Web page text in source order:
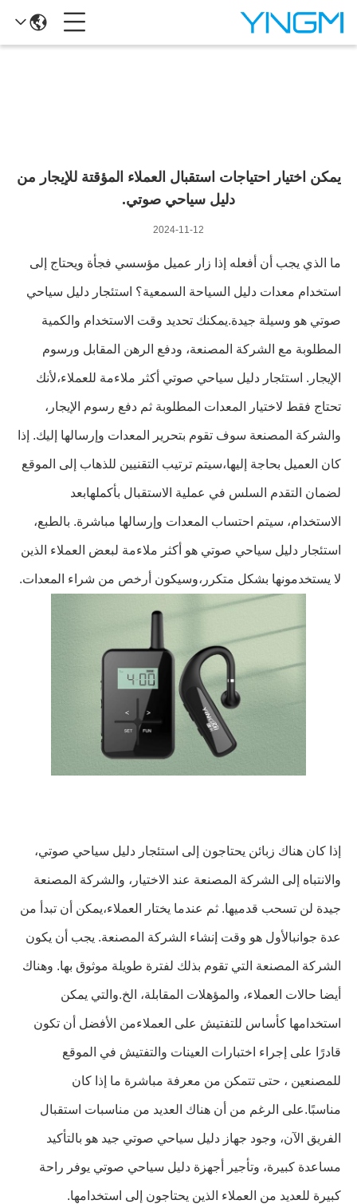
يمكن اختيار احتياجات استقبال العملاء المؤقتة للإيجار من
دليل سياحي صوتي.
2024-11-12
ما الذي يجب أن أفعله إذا زار عميل مؤسسي فجأة ويحتاج إلى
استخدام معدات دليل السياحة السمعية؟ استئجار دليل سياحي
صوتي هو وسيلة جيدة.يمكنك تحديد وقت الاستخدام والكمية
المطلوبة مع الشركة المصنعة، ودفع الرهن المقابل ورسوم
الإيجار. استئجار دليل سياحي صوتي أكثر ملاءمة للعملاء،لأنك
تحتاج فقط لاختيار المعدات المطلوبة ثم دفع رسوم الإيجار،
والشركة المصنعة سوف تقوم بتحرير المعدات وإرسالها إليك. إذا
كان العميل بحاجة إليها،سيتم ترتيب التقنيين للذهاب إلى الموقع
لضمان التقدم السلس في عملية الاستقبال بأكملهابعد
الاستخدام، سيتم احتساب المعدات وإرسالها مباشرة. بالطبع،
استئجار دليل سياحي صوتي هو أكثر ملاءمة لبعض العملاء الذين
لا يستخدمونها بشكل متكرر،وسيكون أرخص من شراء المعدات.
إذا كان هناك زبائن يحتاجون إلى استئجار دليل سياحي صوتي،
والانتباه إلى الشركة المصنعة عند الاختيار، والشركة المصنعة
جيدة لن تسحب قدميها. ثم عندما يختار العملاء،يمكن أن تبدأ من
عدة جوانبالأول هو وقت إنشاء الشركة المصنعة. يجب أن يكون
الشركة المصنعة التي تقوم بذلك لفترة طويلة موثوق بها. وهناك
أيضا حالات العملاء، والمؤهلات المقابلة، الخ.والتي يمكن
استخدامها كأساس للتفتيش على العملاءمن الأفضل أن تكون
قادرًا على إجراء اختبارات العينات والتفتيش في الموقع
للمصنعين ، حتى تتمكن من معرفة مباشرة ما إذا كان
مناسبًا.على الرغم من أن هناك العديد من مناسبات استقبال
الفريق الآن، وجود جهاز دليل سياحي صوتي جيد هو بالتأكيد
مساعدة كبيرة، وتأجير أجهزة دليل سياحي صوتي يوفر راحة
كبيرة للعديد من العملاء الذين يحتاجون إلى استخدامها.